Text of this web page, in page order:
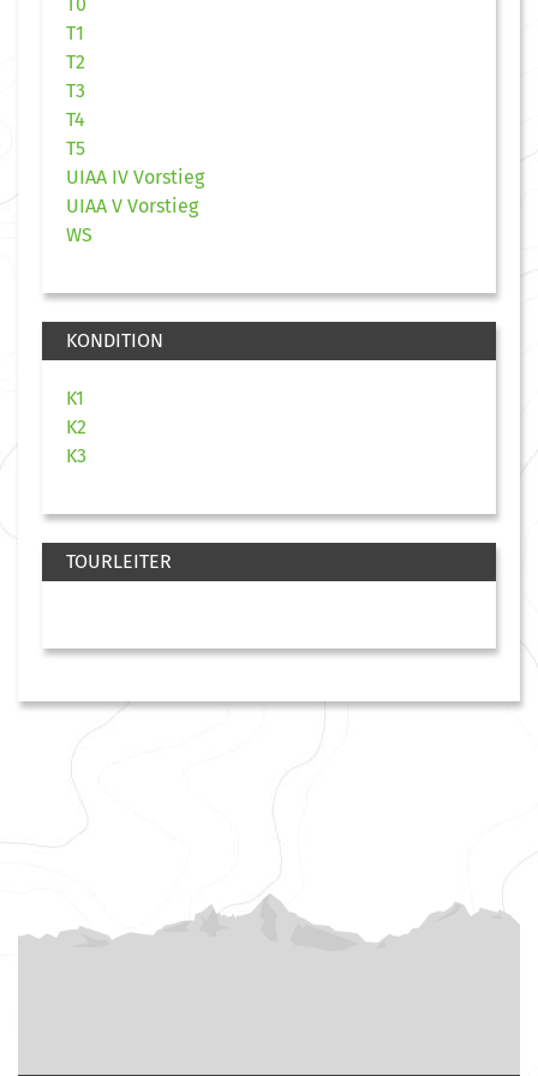
T1
T2
T3
T4
T5
UIAA IV Vorstieg
UIAA V Vorstieg
WS
KONDITION
K1
K2
K3
TOURLEITER